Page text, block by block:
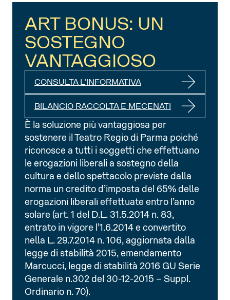
ART BONUS: UN
SOSTEGNO
VANTAGGIOSO
CONSULTA L’INFORMATIVA
BILANCIO RACCOLTA E MECENATI
È la soluzione più vantaggiosa per
sostenere il Teatro Regio di Parma poiché
riconosce a tutti i soggetti che effettuano
le erogazioni liberali a sostegno della
cultura e dello spettacolo previste dalla
norma un credito d’imposta del 65% delle
erogazioni liberali effettuate entro l’anno
solare (art. 1 del D.L. 31.5.2014 n. 83,
entrato in vigore l’1.6.2014 e convertito
nella L. 29.7.2014 n. 106, aggiornata dalla
legge di stabilità 2015, emendamento
Marcucci, legge di stabilità 2016 GU Serie
Generale n.302 del 30-12-2015 – Suppl.
Ordinario n. 70).